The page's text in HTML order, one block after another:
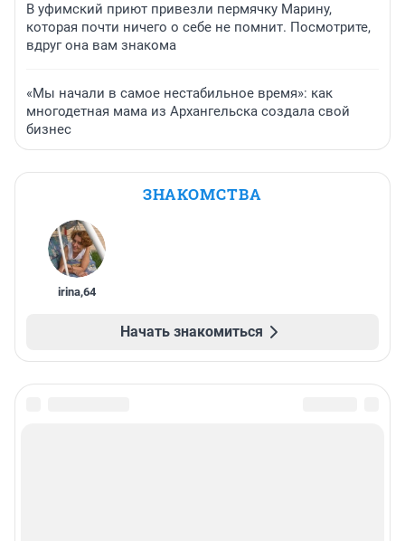
В уфимский приют привезли пермячку Марину,
которая почти ничего о себе не помнит. Посмотрите,
вдруг она вам знакома
«Мы начали в самое нестабильное время»: как
многодетная мама из Архангельска создала свой
бизнес
ЗНАКОМСТВА
irina,64
Начать знакомиться